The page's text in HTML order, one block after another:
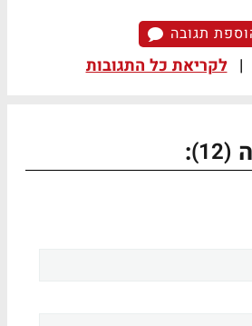
תגובה
| לקריאת כל התגובות
(12)
: